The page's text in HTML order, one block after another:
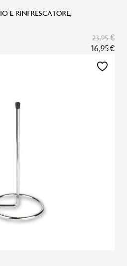
E RINFRESCATORE,
23,95 €
16,95 €
Aggiungi